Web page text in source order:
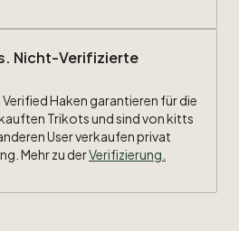
Nicht-Verifizierte
Haken garantieren für die
Trikots und sind von kitts
User verkaufen privat
Mehr zu derVerifizierung.